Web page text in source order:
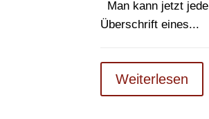
Man kann jetzt jede
Überschrift eines...
Weiterlesen